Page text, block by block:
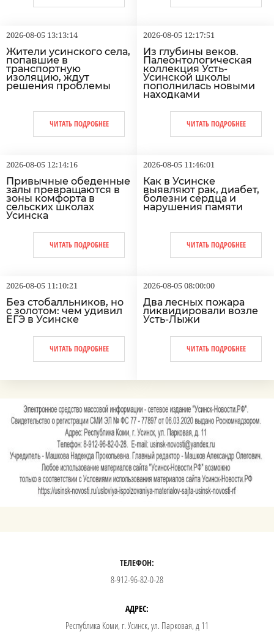
2026-08-05 13:13:14
Жители усинского села,
попавшие в
транспортную
изоляцию, ждут
решения проблемы
ЧИТАТЬ ПОДРОБНЕЕ
2026-08-05 12:17:51
Из глубины веков.
Палеонтологическая
коллекция Усть-
Усинской школы
пополнилась новыми
находками
ЧИТАТЬ ПОДРОБНЕЕ
2026-08-05 12:14:16
Привычные обеденные
залы превращаются в
зоны комфорта в
сельских школах
Усинска
ЧИТАТЬ ПОДРОБНЕЕ
2026-08-05 11:46:01
Как в Усинске
выявляют рак, диабет,
болезни сердца и
нарушения памяти
ЧИТАТЬ ПОДРОБНЕЕ
2026-08-05 11:10:21
Без стобалльников, но
с золотом: чем удивил
ЕГЭ в Усинске
ЧИТАТЬ ПОДРОБНЕЕ
2026-08-05 08:00:00
Два лесных пожара
ликвидировали возле
Усть-Лыжи
ЧИТАТЬ ПОДРОБНЕЕ
ТЕЛЕФОН:
8-912-96-82-0-28
АДРЕС:
Республика Коми, г. Усинск, ул. Парковая, д 11